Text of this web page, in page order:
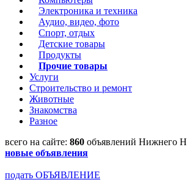
Электроника и техника
Аудио, видео, фото
Спорт, отдых
Детские товары
Продукты
Прочие товары
Услуги
Строительство и ремонт
Животные
Знакомства
Разное
всего на сайте: 860 объявлений Нижнего
новые объявления
подать ОБЪЯВЛЕНИЕ